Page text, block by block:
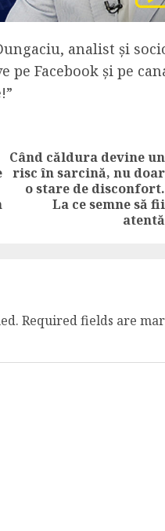
analist și
Facebook și pe
Previous
Next
Când căldura devine un
risc în sarcină, nu doar
o stare de disconfort.
La ce semne să fii
atentă
Required fields are